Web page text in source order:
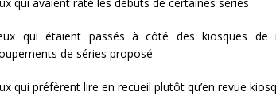
qui étaient passés à côté des kiosques de
de séries proposé
qui préfèrent lire en recueil plutôt qu’en revue